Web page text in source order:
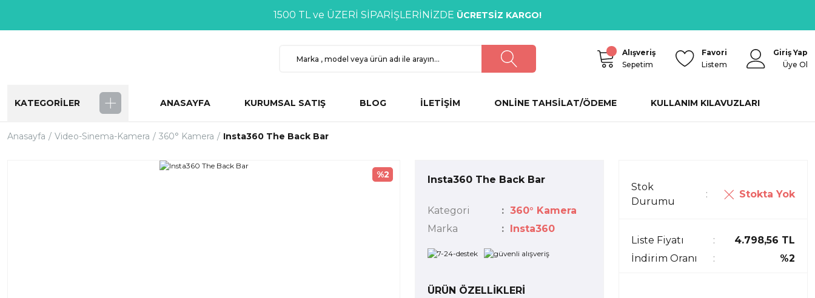
1500 TL ve ÜZERİ SİPARİŞLERİNİZDE ÜCRETSİZ KARGO!
Alışveriş
Sepetim
Favori
Listem
Giriş Yap
Üye Ol
KATEGORİLER ANASAYFA KURUMSAL SATIŞ BLOG İLETİŞİM ONLİNE TAHSİLAT/ÖDEME KULLANIM KILAVUZLARI
Anasayfa Video-Sinema-Kamera 360° Kamera Insta360 The Back Bar
%2 Insta360 The Back Bar
Kategori
360° Kamera
Marka
Insta360
ÜRÜN ÖZELLİKLERİ
Stok
Durumu
Stokta Yok
Liste Fiyatı
4.798,56 TL
İndirim Oranı
%2